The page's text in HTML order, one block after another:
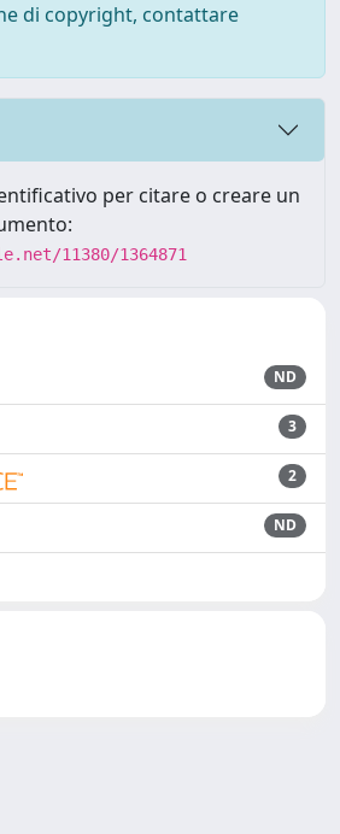
di copyright, contattare
per citare o creare un
11380/1364871
ND
3
2
ND